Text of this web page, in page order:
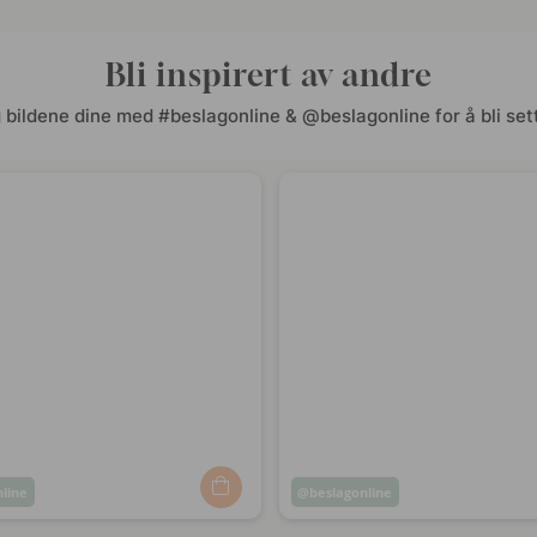
Bli inspirert av andre
bildene dine med #beslagonline & @beslagonline for å bli
Innlegg
beslagonline